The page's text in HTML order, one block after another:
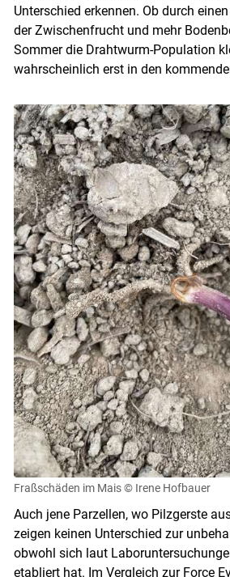
Unterschied erkennen. Ob durch
der Zwischenfrucht und mehr
Sommer die Drahtwurm-Population
wahrscheinlich erst in den
Fraßschäden im Mais © Irene Hofbauer
Auch jene Parzellen, wo Pilzgerste
zeigen keinen Unterschied zur
obwohl sich laut
etabliert hat. Im Vergleich zur Force